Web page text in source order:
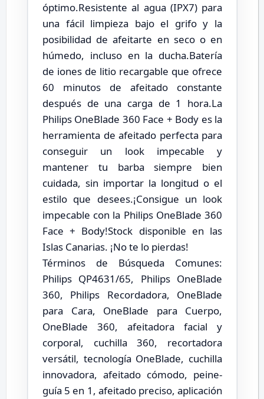
óptimo.Resistente al agua (IPX7) para
una fácil limpieza bajo el grifo y la
posibilidad de afeitarte en seco o en
húmedo, incluso en la ducha.Batería
de iones de litio recargable que ofrece
60 minutos de afeitado constante
después de una carga de 1 hora.La
Philips OneBlade 360 Face + Body es la
herramienta de afeitado perfecta para
conseguir un look impecable y
mantener tu barba siempre bien
cuidada, sin importar la longitud o el
estilo que desees.¡Consigue un look
impecable con la Philips OneBlade 360
Face + Body!Stock disponible en las
Islas Canarias. ¡No te lo pierdas!
Términos de Búsqueda Comunes:
Philips QP4631/65, Philips OneBlade
360, Philips Recordadora, OneBlade
para Cara, OneBlade para Cuerpo,
OneBlade 360, afeitadora facial y
corporal, cuchilla 360, recortadora
versátil, tecnología OneBlade, cuchilla
innovadora, afeitado cómodo, peine-
guía 5 en 1, afeitado preciso, aplicación